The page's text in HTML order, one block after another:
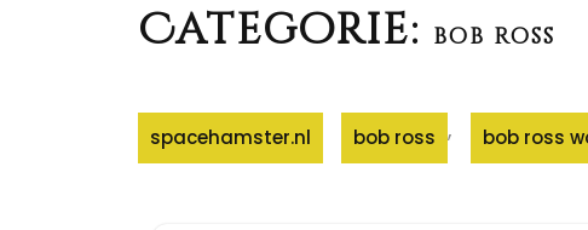
Categorie: bob ross
spacehamster.nl bob ross , bob ross